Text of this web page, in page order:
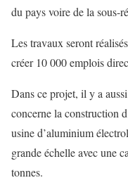
du pays voire de la sous-
Les travaux seront
créer 10 000 emplois
Dans ce projet, il y a
concerne la construction
usine d’aluminium
grande échelle avec une
tonnes.